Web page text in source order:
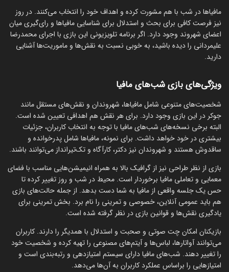
مافیاها در شب با هم مشورت کرده و اهداف خود را انتخاب می‌کنند. در روز
نیز فرصت کافی برای بحث و استدلال برای شناسایی مافیاها و رای‌گیری میان
اعضای شهروند وجود دارد. اگر برنامه تلویزیونی این بازی با اجرای محمدرضا
علیمردانی را دیده باشید، به خوبی نسبت به نقش‌ها و ماموریت‌ها آشنایی
دارید.
ویژگی‌های بازی شب‌های مافیا
شخصیت‌های متنوعی شامل مافیاها، شهروندان و نقش‌های مستقل مانند
جوکر در این بازی وجود دارد. برای هر نقش هم اهدافی تعیین شده است.
البته برخی نسخه‌های شب‌های مافیا با توجه به انتخاب کاربران، جزئیات
بیشتری در خود خواهد داشت. برای نمونه، مافیاها شامل پدرخوانده و
ساقدوش هستند و شهروندان نیز دکتر، کارآگاه و تک‌تیرانداز می‌توانند باشند.
بازی از نظر طراحی نیز از گرافیک بالا به همراه انیمیشن‌هایی مناسب با فضای
معمایی و تعاملی مافیا برخوردار است. محیط در شب و روز تغییر کرده تا
حس یک جلسه واقعی از مافیا به شما دست بدهد. از جمله حالت‌های بازی
هم باید عمومی آنلاین، خصوصی و تمرینی را نام برد. بخش تمرینی برای
یادگیری نقش‌ها و قوانین بازی در نظر گرفته شده است.
بازیکنان امکان چت صوتی و صحبت و استدلال با همدیگر را دارند. کاربران
می‌توانند آواتارها، لباس‌ها و آیتم‌های مصنوعی را تهیه کرده و شخصیت‌‎ خود
را تغییر دهند. شب‌های مافیا دارای سیستم امتیازدهی و رتبه‌بندی است و
امتیازهایی را براساس عملکرد کاربران به آن‌ها می‌دهد.